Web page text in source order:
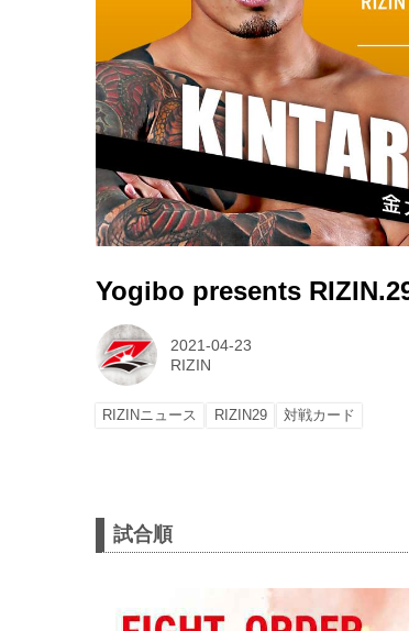
Yogibo presents
2021-04-23
RIZIN
RIZINニュース RIZIN29 対戦カード
試合順